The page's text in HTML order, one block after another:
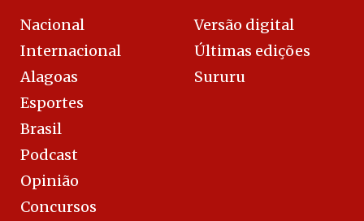
Nacional
Internacional
Alagoas
Esportes
Brasil
Podcast
Opinião
Concursos
Versão digital
Últimas edições
Sururu